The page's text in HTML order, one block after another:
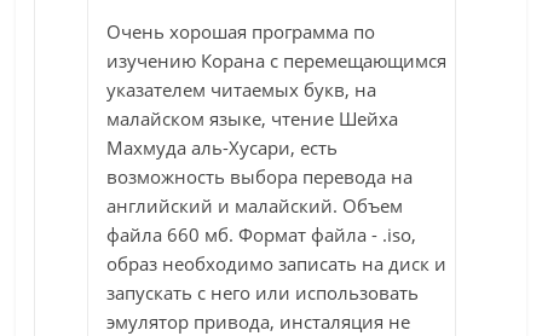
Очень хорошая программа по
изучению Корана с перемещающимся
указателем читаемых букв, на
малайском языке, чтение Шейха
Махмуда аль-Хусари, есть
возможность выбора перевода на
английский и малайский. Объем
файла 660 мб. Формат файла - .iso,
образ необходимо записать на диск и
запускать с него или использовать
эмулятор привода, инсталяция не